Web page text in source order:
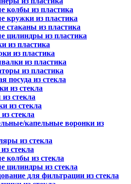
колбы из пластика
кружки из пластика
стаканы из пластика
цилиндры из пластика
из пластика
из пластика
из пластика
из пластика
посуда из стекла
из стекла
стекла
из стекла
стекла
капельные воронки из
из стекла
стекла
колбы из стекла
цилиндры из стекла
для фильтрации из стекла